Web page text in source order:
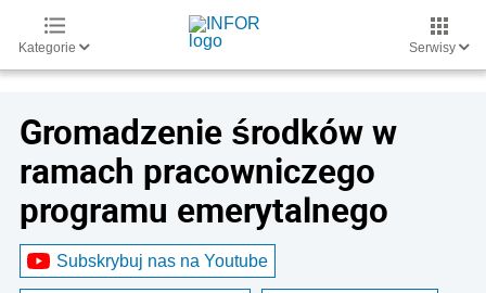
Kategorie Serwisy
Gromadzenie środków w
ramach pracowniczego
programu emerytalnego
Subskrybuj nas na Youtube